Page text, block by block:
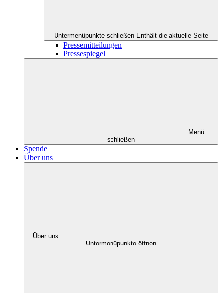
Untermenüpunkte schließen Enthält die aktuelle Seite
Pressemitteilungen
Pressespiegel
Menü
schließen
Spende
Über uns
Über uns
Untermenüpunkte öffnen